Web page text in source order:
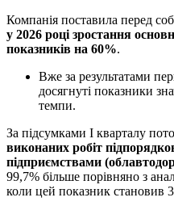
Компанія поставила перед
у 2026 році зростання
показників на 60%.
Вже за результатами
досягнуті показники
темпи.
За підсумками І кварталу
виконаних робіт
підприємствами
99,7% більше порівняно з
коли цей показник становив